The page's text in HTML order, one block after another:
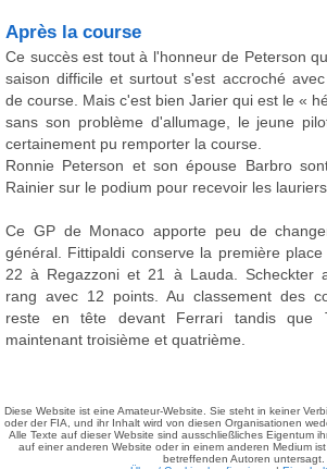
Après la course
Ce succès est tout à l'honneur de Peterson
saison difficile et surtout s'est accroché
de course. Mais c'est bien Jarier qui est le «
sans son problème d'allumage, le jeune
certainement pu remporter la course.
Ronnie Peterson et son épouse Barbro
Rainier sur le podium pour recevoir les
Ce GP de Monaco apporte peu de
général. Fittipaldi conserve la première
22 à Regazzoni et 21 à Lauda. Scheckter
rang avec 12 points. Au classement des
reste en tête devant Ferrari tandis que
maintenant troisième et quatrième.
Diese Website ist eine Amateur-Website. Sie steht in keiner
oder der FIA, und ihr Inhalt wird von diesen Organisationen
Alle Texte auf dieser Website sind ausschließliches Eigentum
auf einer anderen Website oder in einem anderen Medium
betreffenden Autoren untersagt.